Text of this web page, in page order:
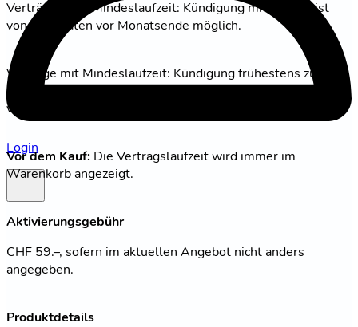
Login
Verträge ohne Mindeslaufzeit: Kündigung mit einer Frist
von 2 Monaten vor Monatsende möglich.
Verträge mit Mindeslaufzeit: Kündigung frühestens zum
Ende der Mindeslaufzeit. Danach gilt eine Kündigungsfrist
von 2 Monaten zum Monatsende.
Vor dem Kauf: Die Vertragslaufzeit wird immer im
Warenkorb angezeigt.
Aktivierungsgebühr
CHF 59.–, sofern im aktuellen Angebot nicht anders
angegeben.
Produktdetails